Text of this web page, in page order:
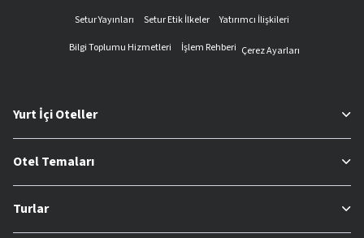
Setur Yayınları
Setur Etik İlkeler
Yatırımcı İlişkileri
Bilgi Toplumu Hizmetleri
İşlem Rehberi Çerez Ayarları
Yurt İçi Oteller
Otel Temaları
Turlar